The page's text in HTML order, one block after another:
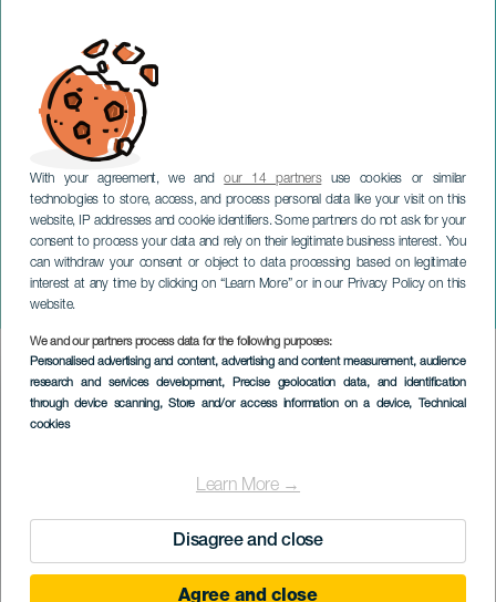
With your agreement, we andour 14 partnersuse cookies or similar
technologies to store, access, and process personal data like your visit on this
website, IP addresses and cookie identifiers. Some partners do not ask for your
consent to process your data and rely on their legitimate business interest. You
can withdraw your consent or object to data processing based on legitimate
interest at any time by clicking on “Learn More” or in our Privacy Policy on this
website.
We and our partners process data for the following purposes:
Personalised advertising and content, advertising and content measurement, audience
research and services development, Precise geolocation data, and identification
through device scanning, Store and/or access information on a device, Technical
cookies
Learn More →
Disagree and close
Agree and close
Mojo Music Fest
GRAN CANARIA
Imagen
Listado